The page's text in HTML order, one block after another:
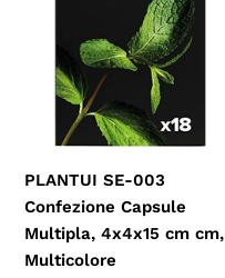
Capsule
Multipla,
4x4x15
Multicolore
PLANTUI SE-003
Confezione Capsule
Multipla, 4x4x15 cm cm,
Multicolore